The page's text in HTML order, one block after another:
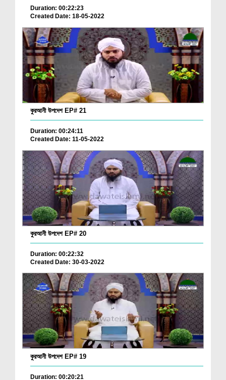
Duration: 00:22:23
Created Date: 18-05-2022
কুরআনী উপদেশ EP# 21
Duration: 00:24:11
Created Date: 11-05-2022
কুরআনী উপদেশ EP# 20
Duration: 00:22:32
Created Date: 30-03-2022
কুরআনী উপদেশ EP# 19
Duration: 00:20:21